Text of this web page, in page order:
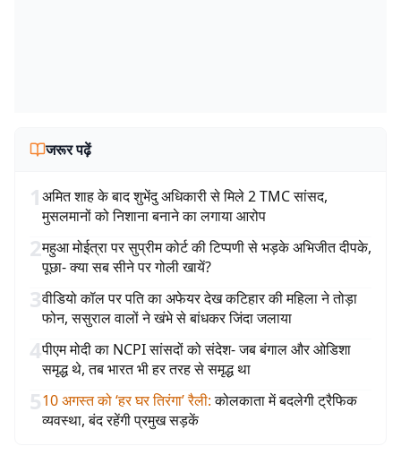
जरूर पढ़ें
1अमित शाह के बाद शुभेंदु अधिकारी से मिले 2 TMC सांसद,
मुसलमानों को निशाना बनाने का लगाया आरोप
2महुआ मोईत्रा पर सुप्रीम कोर्ट की टिप्पणी से भड़के अभिजीत दीपके,
पूछा- क्या सब सीने पर गोली खायें?
3वीडियो कॉल पर पति का अफेयर देख कटिहार की महिला ने तोड़ा
फोन, ससुराल वालों ने खंभे से बांधकर जिंदा जलाया
4पीएम मोदी का NCPI सांसदों को संदेश- जब बंगाल और ओडिशा
समृद्ध थे, तब भारत भी हर तरह से समृद्ध था
510 अगस्त को ‘हर घर तिरंगा’ रैली: कोलकाता में बदलेगी ट्रैफिक
व्यवस्था, बंद रहेंगी प्रमुख सड़कें